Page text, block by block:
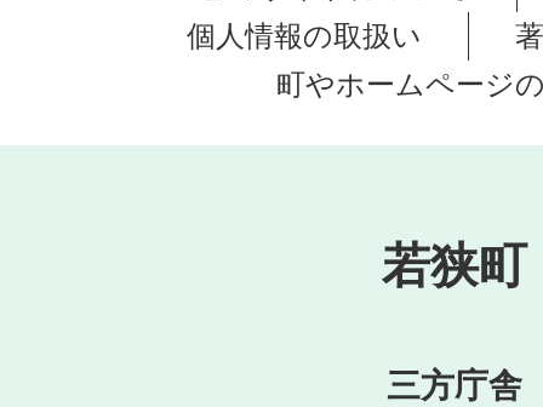
個人情報の取扱い
町やホームページ
若狭町
三方庁舎